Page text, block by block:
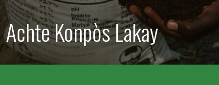
Achte Konpòs Lakay